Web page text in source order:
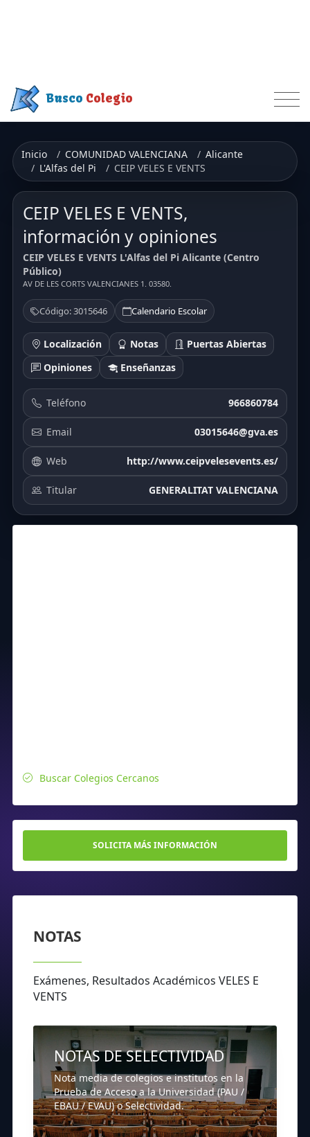
Busco Colegio
Inicio COMUNIDAD VALENCIANA
Alicante
L'Alfas del Pi
CEIP VELES E VENTS
CEIP VELES E VENTS,
información y opiniones
CEIP VELES E VENTS L'Alfas del Pi Alicante (Centro
Público)
AV DE LES CORTS VALENCIANES 1. 03580.
Código: 3015646 Calendario Escolar
Localización Notas
Puertas Abiertas
Opiniones
Enseñanzas
Teléfono 966860784
Email 03015646@gva.es
Web http://www.ceipvelesevents.es/
Titular GENERALITAT VALENCIANA
Buscar Colegios Cercanos
SOLICITA MÁS INFORMACIÓN
NOTAS
Exámenes, Resultados Académicos VELES E
VENTS
NOTAS DE SELECTIVIDAD
Nota media de colegios e institutos en la
Prueba de Acceso a la Universidad (PAU /
EBAU / EVAU) o Selectividad.